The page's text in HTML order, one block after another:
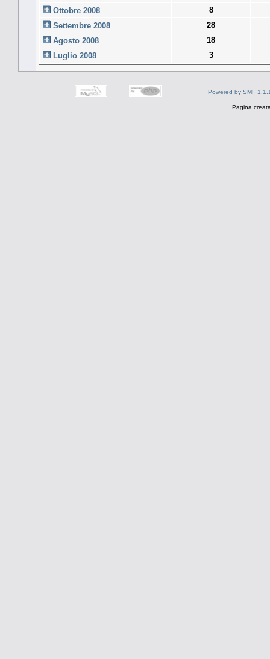
Ottobre 2008
8
Settembre 2008
28
Agosto 2008
18
Luglio 2008
3
Powered by SMF
Pagina